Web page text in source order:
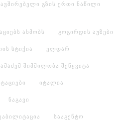
გზის ერთი ნაწილი
ახმობს გოგირდის აუზები
სტიქია ელდარ
შიმშილობა შეწყვიტა
იტალია
ნაგავი
სააგენტო